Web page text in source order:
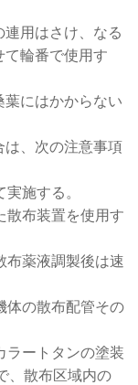
連用はさけ、なる
て輪番で使用す
葉にはかからない
は、次の注意事項
施する。
散布装置を使用す
布薬液調製後は速
体の散布配管その
ラートタンの塗装
、散布区域内の